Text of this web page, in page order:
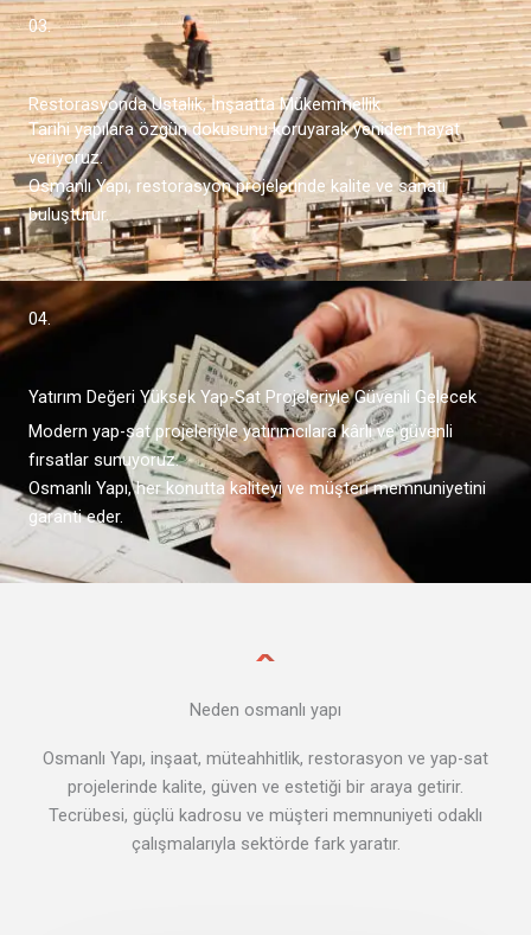
03.
Restorasyonda Ustalık, İnşaatta Mükemmellik
Tarihi yapılara özgün dokusunu koruyarak yeniden hayat
veriyoruz.
Osmanlı Yapı, restorasyon projelerinde kalite ve sanatı
buluşturur.
04.
Yatırım Değeri Yüksek Yap-Sat Projeleriyle Güvenli Gelecek
Modern yap-sat projeleriyle yatırımcılara kârlı ve güvenli
fırsatlar sunuyoruz.
Osmanlı Yapı, her konutta kaliteyi ve müşteri memnuniyetini
garanti eder.
Neden osmanlı yapı
Osmanlı Yapı, inşaat, müteahhitlik, restorasyon ve yap-sat
projelerinde kalite, güven ve estetiği bir araya getirir.
Tecrübesi, güçlü kadrosu ve müşteri memnuniyeti odaklı
çalışmalarıyla sektörde fark yaratır.